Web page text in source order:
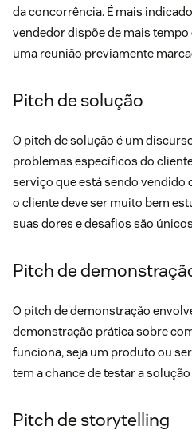
da concorrência. É mais
vendedor dispõe de mais
uma reunião previamente
Pitch de solução
O pitch de solução é um
problemas específicos do
serviço que está sendo vendido
o cliente deve ser muito bem
suas dores e desafios são
Pitch de
O pitch de demonstração
demonstração prática sobre
funciona, seja um produto ou
tem a chance de testar a
Pitch de storytelling